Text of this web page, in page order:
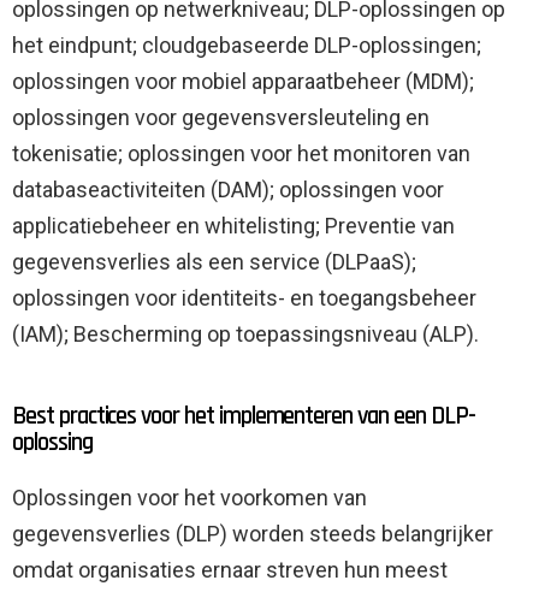
oplossingen op netwerkniveau; DLP-oplossingen op
het eindpunt; cloudgebaseerde DLP-oplossingen;
oplossingen voor mobiel apparaatbeheer (MDM);
oplossingen voor gegevensversleuteling en
tokenisatie; oplossingen voor het monitoren van
databaseactiviteiten (DAM); oplossingen voor
applicatiebeheer en whitelisting; Preventie van
gegevensverlies als een service (DLPaaS);
oplossingen voor identiteits- en toegangsbeheer
(IAM); Bescherming op toepassingsniveau (ALP).
Best practices voor het implementeren van een DLP-
oplossing
Oplossingen voor het voorkomen van
gegevensverlies (DLP) worden steeds belangrijker
omdat organisaties ernaar streven hun meest